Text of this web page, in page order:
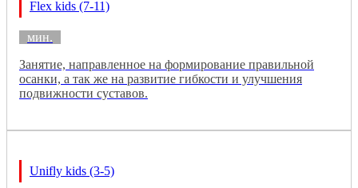
Flex kids (7-11)
мин.
Занятие, направленное на формирование правильной
осанки, а так же на развитие гибкости и улучшения
подвижности суставов.
Unifly kids (3-5)